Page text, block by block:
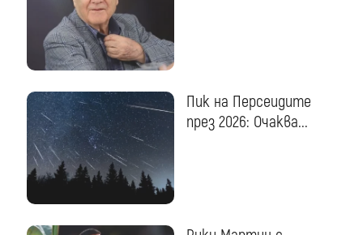
Пик на Персеидите
през 2026: Очаква...